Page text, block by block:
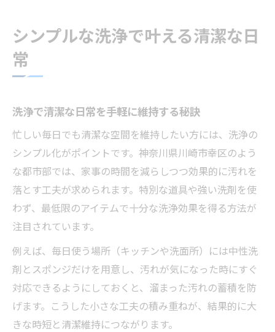
シンプルな洗浄で叶える清潔な日
常
洗浄で清潔な日常を手軽に維持する秘訣
忙しい毎日でも清潔な空間を維持したい方には、洗浄の
シンプル化がポイントです。神奈川県川崎市幸区のよう
な都市部では、家事の時間を減らしつつ効果的に汚れを
落とす工夫が求められます。特別な道具や強い洗剤を使
わず、最低限のアイテムで十分な洗浄効果を得る方法が
注目されています。
例えば、毎日使う場所（キッチンや洗面所）には中性洗
剤とスポンジだけを用意し、汚れが気になった時にすぐ
対応できるようにしておくと、溜まった汚れの蓄積を防
げます。こうした小さな工夫の積み重ねが、結果的に大
きな時短と清潔維持につながります。